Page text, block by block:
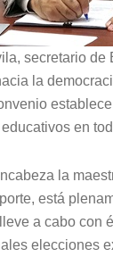
secretario
la
en
la
está
a cabo con
elecciones